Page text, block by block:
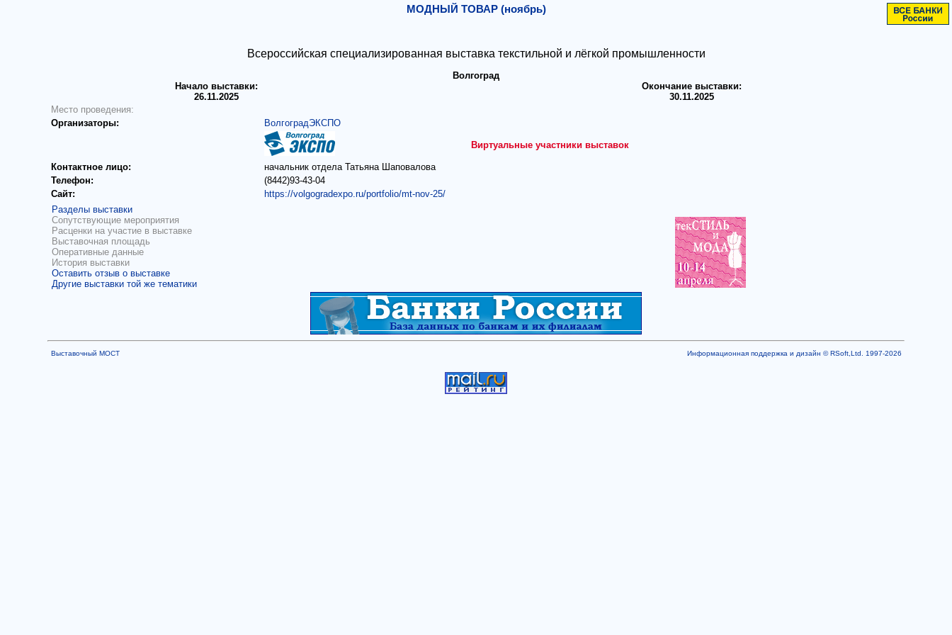
МОДНЫЙ ТОВАР (ноябрь)
Всероссийская специализированная выставка текстильной и лёгкой промышленности
Волгоград
Начало выставки:
26.11.2025
Окончание выставки:
30.11.2025
Место проведения:
Организаторы:
ВолгоградЭКСПО
Виртуальные участники выставок
Контактное лицо:
начальник отдела Татьяна Шаповалова
Телефон:
(8442)93-43-04
Сайт:
https://volgogradexpo.ru/portfolio/mt-nov-25/
Разделы выставки
Сопутствующие мероприятия
Расценки на участие в выставке
Выставочная площадь
Оперативные данные
История выставки
Оставить отзыв о выставке
Другие выставки той же тематики
Выставочный МОСТ Информационная поддержка и дизайн © RSoft,Ltd. 1997-2026